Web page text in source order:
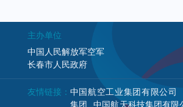
主办单位
中国人民解放军空军
长春市人民政府
友情链接： 中国航空工业集团有限公司
集团
中国航天科技集团有限